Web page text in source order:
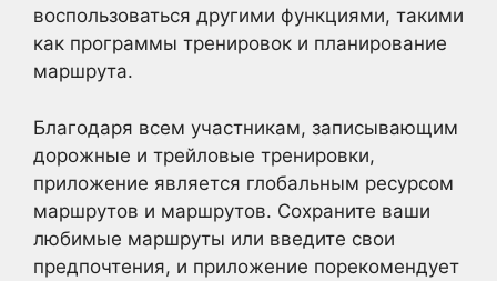
воспользоваться другими функциями, такими
как программы тренировок и планирование
маршрута.
Благодаря всем участникам, записывающим
дорожные и трейловые тренировки,
приложение является глобальным ресурсом
маршрутов и маршрутов. Сохраните ваши
любимые маршруты или введите свои
предпочтения, и приложение порекомендует